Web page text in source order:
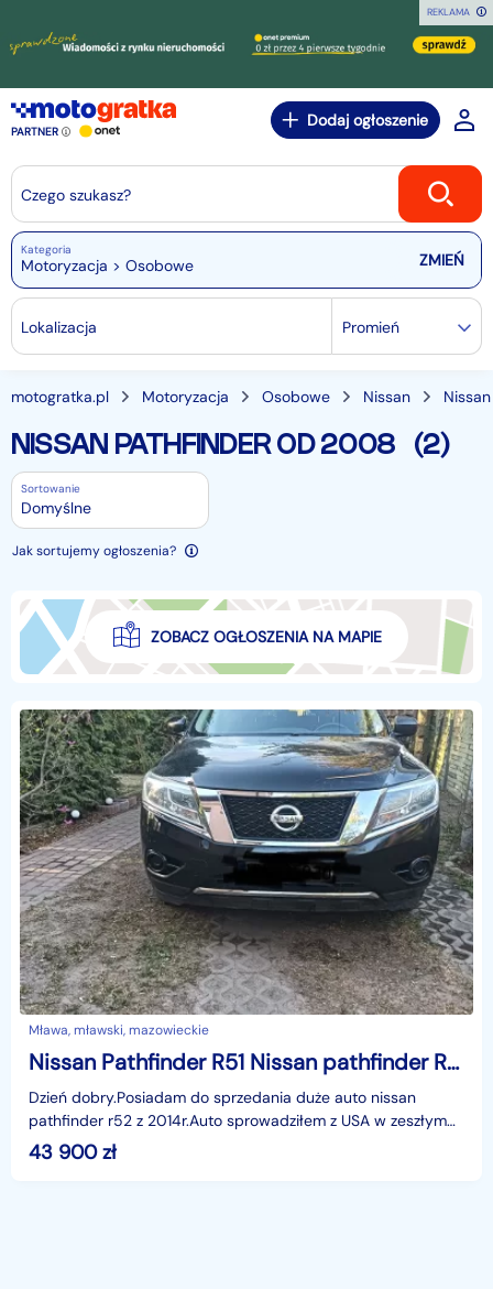
REKLAMA
PARTNER
Dodaj ogłoszenie
Czego szukasz?
Kategoria
Motoryzacja > Osobowe
Lokalizacja Promień
motogratka.pl Motoryzacja Osobowe Nissan
NISSAN PATHFINDER OD 2008 (2)
Sortowanie
Domyślne
Jak sortujemy ogłoszenia?
ZOBACZ OGŁOSZENIA NA MAPIE
Mława, mławski, mazowieckie
Nissan Pathfinder R51 Nissan pathfinder R52
Dzień dobry.Posiadam do sprzedania duże auto nissan
pathfinder r52 z 2014r.Auto sprowadziłem z USA w zeszłym
roku.Wymienilem olej i filtry..w silniku.skrzyni i
43 900zł